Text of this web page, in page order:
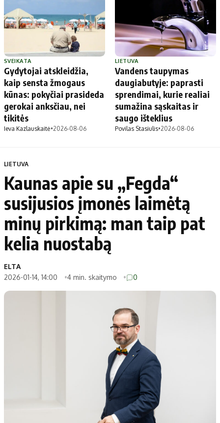
SVEIKATA
Gydytojai atskleidžia,
kaip sensta žmogaus
kūnas: pokyčiai prasideda
gerokai anksčiau, nei
tikitės
Ieva Kazlauskaitė•2026-08-06
LIETUVA
Vandens taupymas
daugiabutyje: paprasti
sprendimai, kurie realiai
sumažina sąskaitas ir
saugo išteklius
Povilas Stasiulis•2026-08-06
LIETUVA
Kaunas apie su „Fegda“
susijusios įmonės laimėtą
minų pirkimą: man taip pat
kelia nuostabą
ELTA
2026-01-14, 14:00
4 min. skaitymo 0